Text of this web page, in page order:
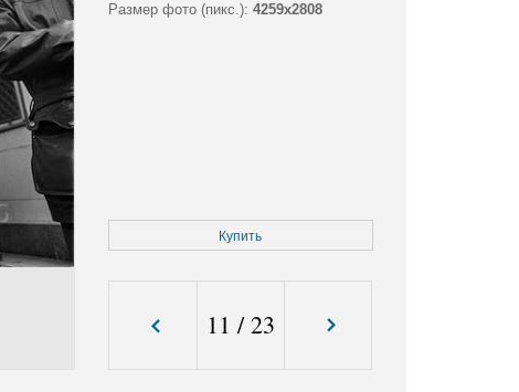
Размер фото (пикс.): 4259x2808
Купить
11 /23